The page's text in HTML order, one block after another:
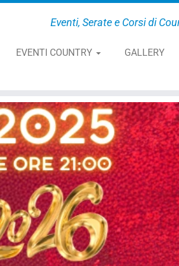
Eventi, Serate e Corsi di
EVENTI COUNTRY GALLERY